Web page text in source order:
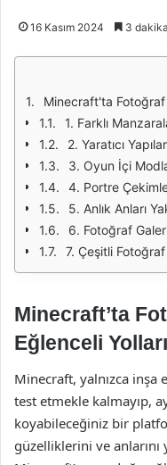
16 Kasım 2024 3
Minecraft'ta Fotoğraf
1. Farklı
2. Yaratıcı
3. Oyun İçi
4. Portre
5. Anlık Anları
6. Fotoğraf
7. Çeşitli
Minecraft’ta
Eğlenceli Yolları
Minecraft, yalnızca inşa
test etmekle kalmayıp,
koyabileceğiniz bir
güzelliklerini ve